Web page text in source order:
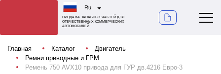
Ru
ПРОДАЖА ЗАПАСНЫХ ЧАСТЕЙ ДЛЯ
ОТЕЧЕСТВЕННЫХ КОММЕРЧЕСКИХ
АВТОМОБИЛЕЙ
Главная Каталог
Двигатель
Ремни приводные и ГРМ
Ремень 750 AVX10 привода для ГУР дв.4216 Евро-3